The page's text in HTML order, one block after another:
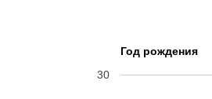
Год рождения
30